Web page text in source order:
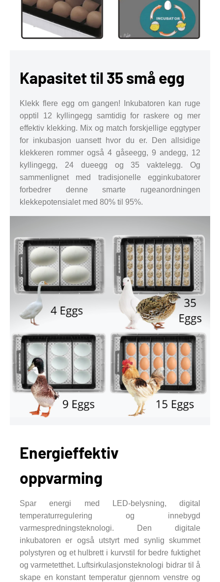
Kapasitet til 35 små egg
Klekk flere egg om gangen! Inkubatoren kan ruge
opptil 12 kyllingegg samtidig for raskere og mer
effektiv klekking. Mix og match forskjellige eggtyper
for inkubasjon uansett hvor du er. Den allsidige
klekkeren rommer også 4 gåseegg, 9 andegg, 12
kyllingegg, 24 dueegg og 35 vaktelegg. Og
sammenlignet med tradisjonelle egginkubatorer
forbedrer denne smarte rugeanordningen
klekkepotensialet med 80% til 95%.
Energieffektiv
oppvarming
Spar energi med LED-belysning, digital
temperaturregulering og innebygd
varmespredningsteknologi. Den digitale
inkubatoren er også utstyrt med synlig skummet
polystyren og et hulbrett i kurvstil for bedre fuktighet
og varmetetthet. Luftsirkulasjonsteknologi bidrar til å
skape en konstant temperatur gjennom venstre og